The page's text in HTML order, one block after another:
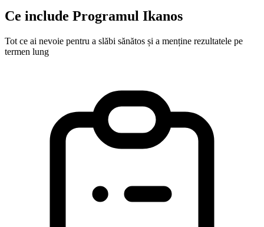
Ce include Programul Ikanos
Tot ce ai nevoie pentru a slăbi sănătos și a menține rezultatele pe
termen lung